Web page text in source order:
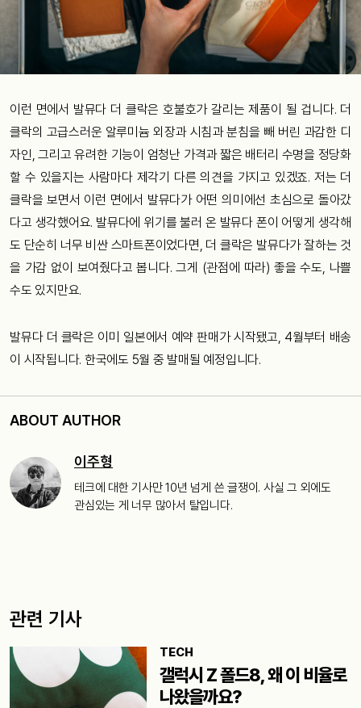
이런 면에서 발뮤다 더 클락은 호불호가 갈리는 제품이 될 겁니다. 더
클락의 고급스러운 알루미늄 외장과 시침과 분침을 빼 버린 과감한 디
자인, 그리고 유려한 기능이 엄청난 가격과 짧은 배터리 수명을 정당화
할 수 있을지는 사람마다 제각기 다른 의견을 가지고 있겠죠. 저는 더
클락을 보면서 이런 면에서 발뮤다가 어떤 의미에선 초심으로 돌아갔
다고 생각했어요. 발뮤다에 위기를 불러 온 발뮤다 폰이 어떻게 생각해
도 단순히 너무 비싼 스마트폰이었다면, 더 클락은 발뮤다가 잘하는 것
을 가감 없이 보여줬다고 봅니다. 그게 (관점에 따라) 좋을 수도, 나쁠
수도 있지만요.
발뮤다 더 클락은 이미 일본에서 예약 판매가 시작됐고, 4월부터 배송
이 시작됩니다. 한국에도 5월 중 발매될 예정입니다.
ABOUT AUTHOR
이주형
테크에 대한 기사만 10년 넘게 쓴 글쟁이. 사실 그 외에도
관심있는 게 너무 많아서 탈입니다.
관련 기사
TECH
갤럭시 Z 폴드8, 왜 이 비율로
나왔을까요?